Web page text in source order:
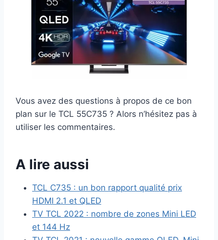
Vous avez des questions à propos de ce bon
plan sur le TCL 55C735 ? Alors n’hésitez pas à
utiliser les commentaires.
A lire aussi
TCL C735 : un bon rapport qualité prix
HDMI 2.1 et QLED
TV TCL 2022 : nombre de zones Mini LED
et 144 Hz